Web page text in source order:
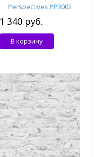
Perspectives PP3002
1 340 руб.
В корзину